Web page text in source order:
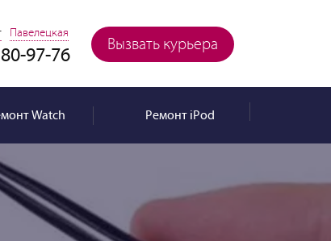
Вызвать курьера
Павелецкая
97-76
Watch РемонтiPod